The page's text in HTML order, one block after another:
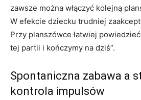
zawsze można włączyć kolejną
W efekcie dziecku trudniej
Przy planszówce łatwiej
tej partii i kończymy na dziś”.
Spontaniczna zabawa a
kontrola impulsów